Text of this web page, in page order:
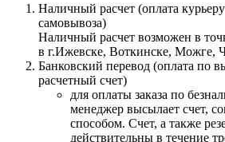
Наличный расчет (оплата
самовывоза)
Наличный расчет возможен в
в г.Ижевске, Воткинске, Можге,
Банковский перевод (оплата по
расчетный счет)
для оплаты заказа по
менеджер высылает счет,
способом. Счет, а также
действительны в течение